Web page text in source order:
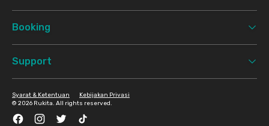
Booking
Support
© 2026 Rukita. All rights reserved.
Syarat & Ketentuan Kebijakan Privasi
FacebookInstagramTwitter TikTok